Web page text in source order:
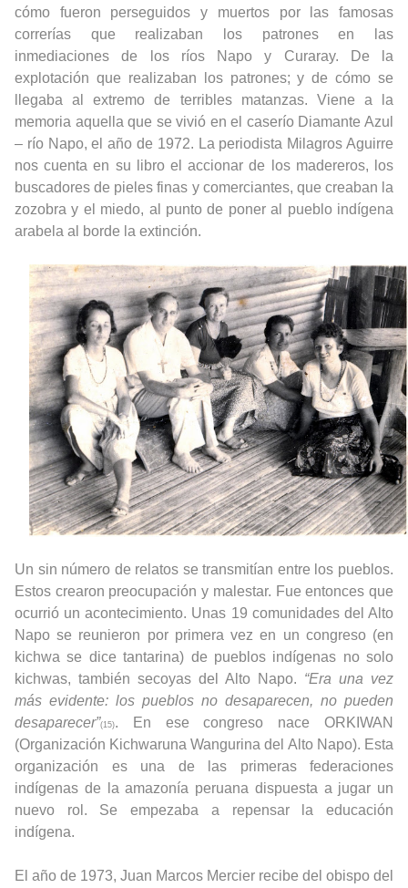
cómo fueron perseguidos y muertos por las famosas
correrías que realizaban los patrones en las
inmediaciones de los ríos Napo y Curaray. De la
explotación que realizaban los patrones; y de cómo se
llegaba al extremo de terribles matanzas. Viene a la
memoria aquella que se vivió en el caserío Diamante Azul
– río Napo, el año de 1972. La periodista Milagros Aguirre
nos cuenta en su libro el accionar de los madereros, los
buscadores de pieles finas y comerciantes, que creaban la
zozobra y el miedo, al punto de poner al pueblo indígena
arabela al borde la extinción.
Un sin número de relatos se transmitían entre los pueblos.
Estos crearon preocupación y malestar. Fue entonces que
ocurrió un acontecimiento. Unas 19 comunidades del Alto
Napo se reunieron por primera vez en un congreso (en
kichwa se dice tantarina) de pueblos indígenas no solo
kichwas, también secoyas del Alto Napo. “Era una vez
más evidente: los pueblos no desaparecen, no pueden
desaparecer”(15). En ese congreso nace ORKIWAN
(Organización Kichwaruna Wangurina del Alto Napo). Esta
organización es una de las primeras federaciones
indígenas de la amazonía peruana dispuesta a jugar un
nuevo rol. Se empezaba a repensar la educación
indígena.
El año de 1973, Juan Marcos Mercier recibe del obispo del